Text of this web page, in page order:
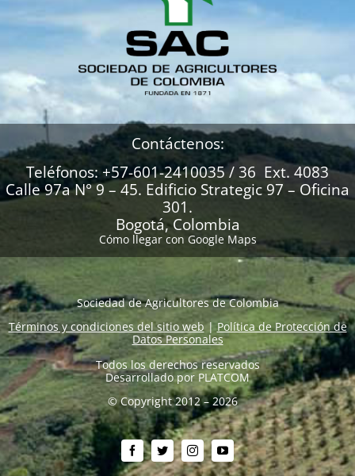
Contáctenos:
Teléfonos: +57-601-2410035 / 36 Ext. 4083
Calle 97a N° 9 – 45. Edificio Strategic 97 – Oficina
301.
Bogotá, Colombia
Cómo llegar con Google Maps
Sociedad de Agricultores de Colombia
Términos y condiciones del sitio web|Política de Protección de
Datos Personales
Todos los derechos reservados
Desarrollado por PLATCOM
© Copyright 2012 – 2026